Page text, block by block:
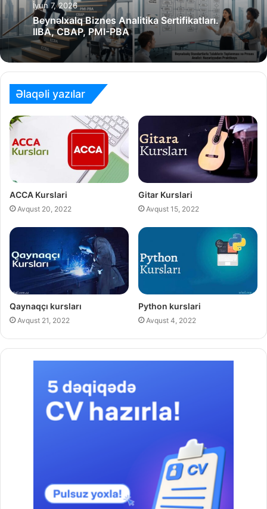
İyun 7, 2026
Beynəlxalq Biznes Analitika Sertifikatları.
IIBA, CBAP, PMI-PBA
Əlaqəli yazılar
ACCA Kurslari
Avqust 20, 2022
Gitar Kurslari
Avqust 15, 2022
Qaynaqçı kursları
Avqust 21, 2022
Python kurslari
Avqust 4, 2022